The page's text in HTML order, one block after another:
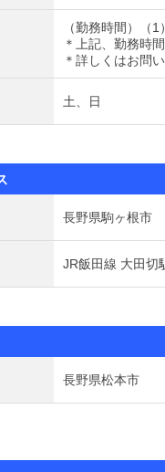
（勤務時間）（
＊上記、勤務時
＊詳しくはお問
土、日
長野県駒ヶ根市
JR飯田線 大田切
長野県松本市